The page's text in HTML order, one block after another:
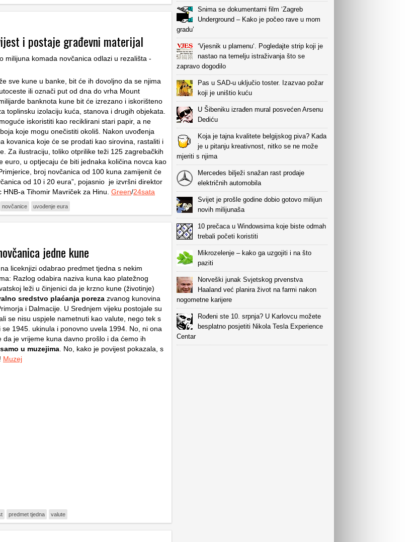
i postaje građevni materijal
sve kune u banke, bit će ih dovoljno da se njima
ili označi put od dna do vrha Mount
banknota kune bit će izrezano i iskorišteno
toplinsku izolaciju kuća, stanova i drugih objekata.
iskoristiti kao reciklirani stari papir, a ne
koje mogu onečistiti okoliš. Nakon uvođenja
kovanica koje će se prodati kao sirovina, rastaliti i
Za ilustraciju, toliko otprilike teži 125 zagrebačkih
euro, u optjecaju će biti jednaka količina novca kao
broj novčanica od 100 kuna zamijenit će
od 10 i 20 eura”, pojasnio je izvršni direktor
a Tihomir Mavriček za Hinu. Green/24sata
novčanice uvođenje eura
jedne kune
liceknjizi odabrao predmet tjedna s nekim
Razlog odabira naziva kuna kao platežnog
leži u činjenici da je krzno kune (životinje)
sredstvo plaćanja poreza zvanog kunovina
i Dalmacije. U Srednjem vijeku postojale su
se nisu uspjele nametnuti kao valute, nego tek s
1945. ukinula i ponovno uvela 1994. No, ni ona
da je vrijeme kuna davno prošlo i da ćemo ih
u muzejima . No, kako je povijest pokazala, s
Muzej
predmet tjedna valute
Snima se dokumentarni film ‘Zagreb
Underground – Kako je počeo rave u mom
gradu’
‘Vjesnik u plamenu‘. Pogledajte strip koji je
nastao na temelju istraživanja što se
zapravo dogodilo
Pas u SAD-u uključio toster. Izazvao požar
koji je uništio kuću
U Šibeniku izrađen mural posvećen Arsenu
Dediću
Koja je tajna kvalitete belgijskog piva? Kada
je u pitanju kreativnost, nitko se ne može
mjeriti s njima
Mercedes bilježi snažan rast prodaje
električnih automobila
Svijet je prošle godine dobio gotovo milijun
novih milijunaša
10 prečaca u Windowsima koje biste odmah
trebali početi koristiti
Mikrozelenje – kako ga uzgojiti i na što
paziti
Norveški junak Svjetskog prvenstva
Haaland već planira život na farmi nakon
nogometne karijere
Rođeni ste 10. srpnja? U Karlovcu možete
besplatno posjetiti Nikola Tesla Experience
Centar